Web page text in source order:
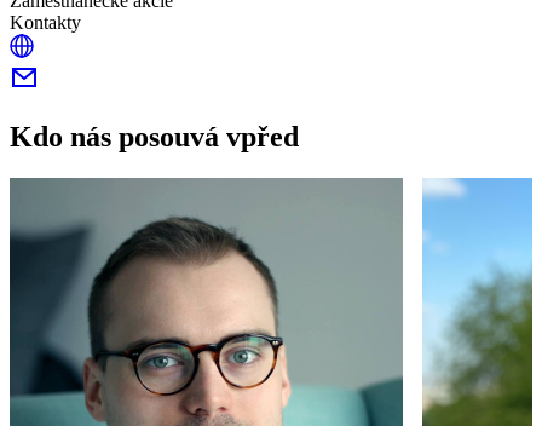
Kontakty
Kdo nás posouvá vpřed